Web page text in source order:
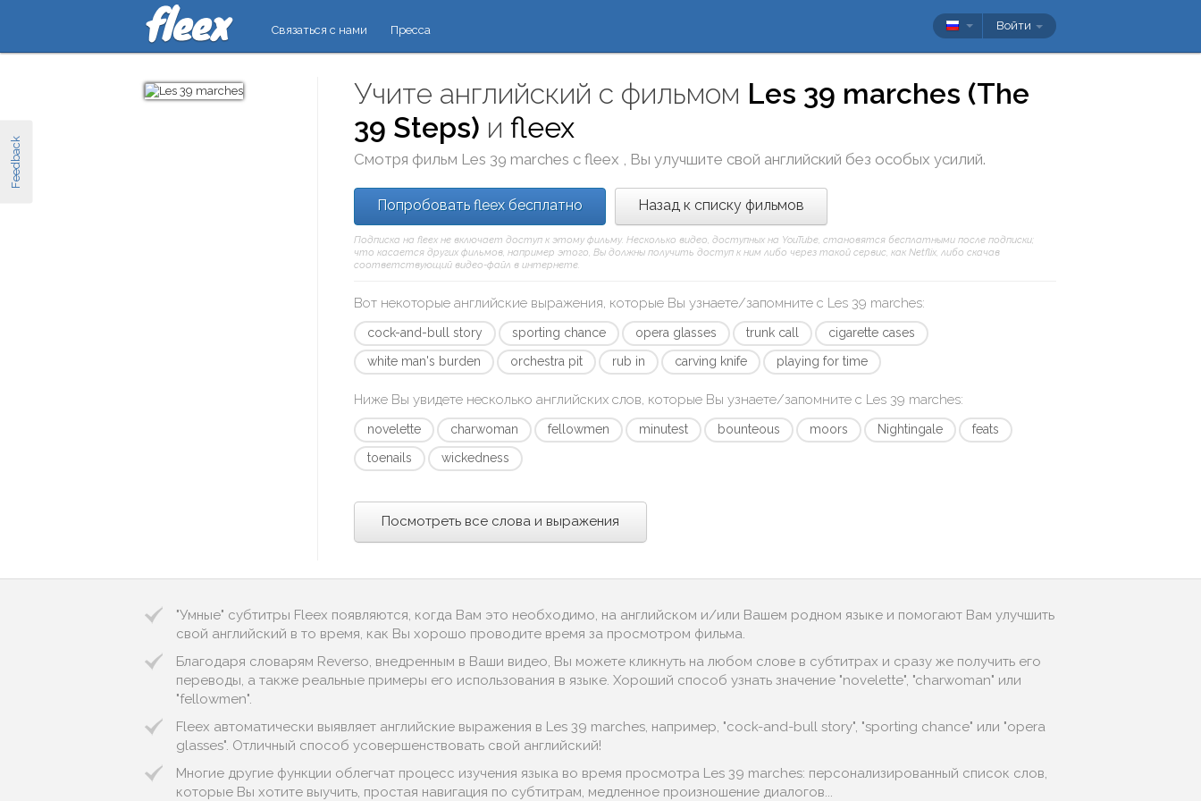
Feedback
Связаться с нами Пресса Войти
Учите английский с фильмом Les 39 marches (The
39 Steps) иfleex
Смотря фильм Les 39 marches сfleex , Вы улучшите свой английский без особых усилий.
Попробовать fleex бесплатно Назад к списку фильмов
Подписка на fleex не включает доступ к этому фильму. Несколько видео, доступных на YouTube, становятся бесплатными после подписки;
что касается других фильмов, например этого, Вы должны получить доступ к ним либо через такой сервис, как Netflix, либо скачав
соответствующий видео-файл в интернете.
Вот некоторые английские выражения, которые Вы узнаете/запомните с Les 39 marches:
cock-and-bull story sporting chance opera glasses trunk call
cigarette cases
white man's burden
orchestra pit rub in carving knife playing for time
Ниже Вы увидете несколько английских слов, которые Вы узнаете/запомните с Les 39 marches:
novelette charwoman fellowmen minutest bounteous moors Nightingale
feats
toenails
wickedness
Посмотреть все слова и выражения
"Умные" субтитры Fleex появляются, когда Вам это необходимо, на английском и/или Вашем родном языке и помогают Вам улучшить
свой английский в то время, как Вы хорошо проводите время за просмотром фильма.
Благодаря словарям Reverso, внедренным в Ваши видео, Вы можете кликнуть на любом слове в субтитрах и сразу же получить его
переводы, а также реальные примеры его использования в языке. Хороший способ узнать значение "novelette", "charwoman" или
"fellowmen".
Fleex автоматически выявляет английские выражения в Les 39 marches, например, "cock-and-bull story", "sporting chance" или "opera
glasses". Отличный способ усовершенствовать свой английский!
Многие другие функции облегчат процесс изучения языка во время просмотра Les 39 marches: персонализированный список слов,
которые Вы хотите выучить, простая навигация по субтитрам, медленное произношение диалогов...